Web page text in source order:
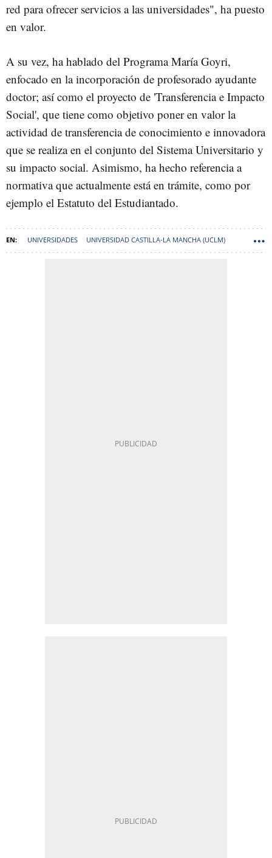
red para ofrecer servicios a las universidades", ha puesto
en valor.
A su vez, ha hablado del Programa María Goyri,
enfocado en la incorporación de profesorado ayudante
doctor; así como el proyecto de 'Transferencia e Impacto
Social', que tiene como objetivo poner en valor la
actividad de transferencia de conocimiento e innovadora
que se realiza en el conjunto del Sistema Universitario y
su impacto social. Asimismo, ha hecho referencia a
normativa que actualmente está en trámite, como por
ejemplo el Estatuto del Estudiantado.
UNIVERSIDADES UNIVERSIDAD CASTILLA-LA MANCHA (UCLM)